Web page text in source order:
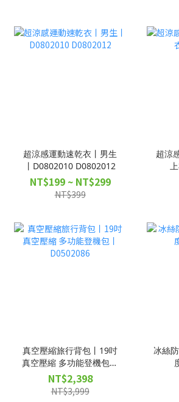
超涼感運動速乾衣丨男生
丨D0802010 D0802012
NT$199 ~ NT$299
NT$399
超涼
真空壓縮旅行背包丨19吋
真空壓縮 多功能登機包丨
D0502086
NT$2,398
NT$3,999
冰絲